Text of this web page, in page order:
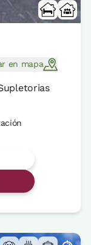
en mapa